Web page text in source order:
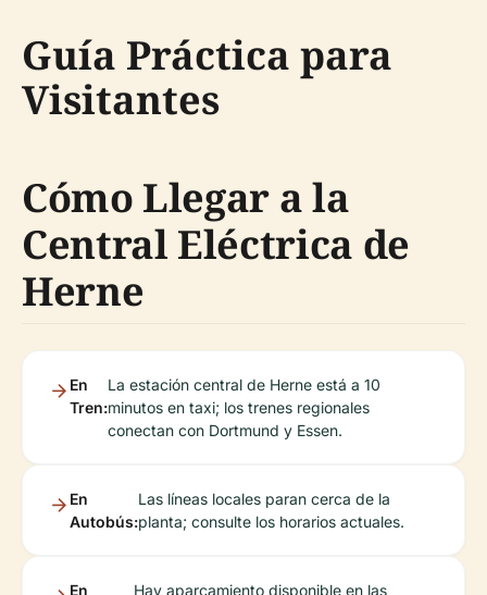
Guía Práctica para
Visitantes
Cómo Llegar a la
Central Eléctrica de
Herne
En
Tren:
La estación central de Herne está a 10
minutos en taxi; los trenes regionales
conectan con Dortmund y Essen.
En
Autobús:
Las líneas locales paran cerca de la
planta; consulte los horarios actuales.
En
Hay aparcamiento disponible en las